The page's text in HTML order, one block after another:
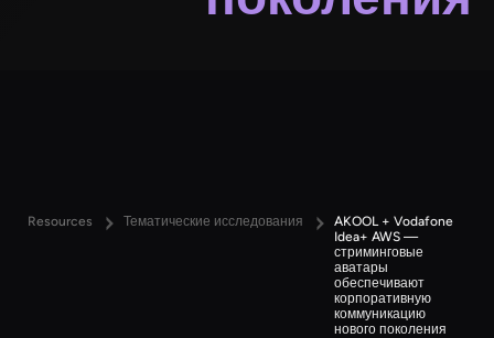
Resources Тематические исследования
AKOOL + Vodafone
Idea+ AWS —
стриминговые
аватары
обеспечивают
корпоративную
коммуникацию
нового поколения